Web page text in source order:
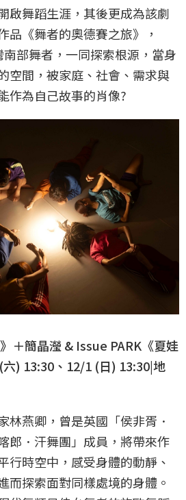
啟舞蹈生涯，其後更成為該劇
品《舞者的奧德賽之旅》，
部舞者，一同探索根源，當身
空間，被家庭、社會、需求與
作為自己故事的肖像?
＋簡晶瀅 & Issue PARK《夏娃
) 13:30、12/1 (日) 13:30|地
林燕卿，曾是英國「侯非胥．
郎．汗舞團」成員，將帶來作
行時空中，感受身體的動靜、
而探索面對同樣處境的身體。